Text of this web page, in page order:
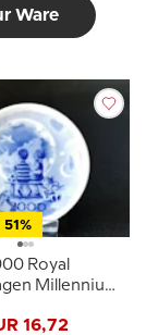
Ware
51%
Royal
Millennium
16,72